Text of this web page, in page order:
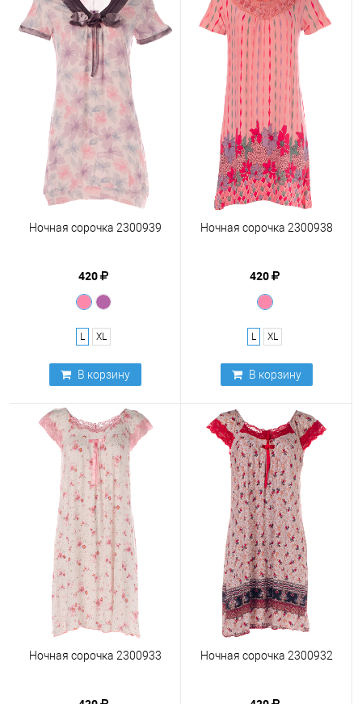
Ночная сорочка 2300939
420
L XL
В корзину
Ночная сорочка 2300938
420
L XL
В корзину
Ночная сорочка 2300933 Ночная сорочка 2300932